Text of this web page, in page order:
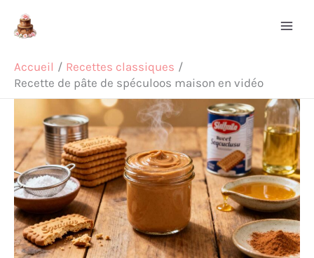
Accueil
Recettes classiques
Recette de pâte de spéculoos maison en vidéo
Rechercher